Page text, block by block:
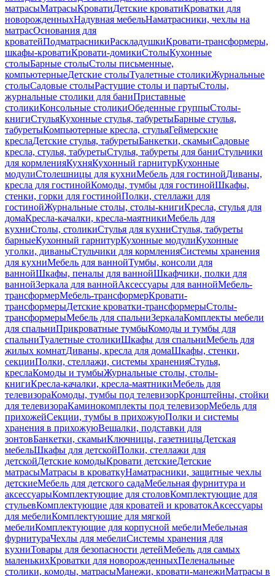
матрасыМатрасыКроватиДетские кроватиКроватки для
новорожденныхНадувная мебельНаматрасники, чехлы на
матрасОснования для
кроватейПодматрасникиРаскладушкиКровати-трансформеры,
шкафы-кроватиКровати-домикиСтолыКухонные
столыБарные столыСтолы письменные,
компьютерныеДетские столыТуалетные столикиЖурнальные
столыСадовые столыРастущие столы и партыСтолы,
журнальные столики для баниПриставные
столикиКонсольные столикиОбеденные группыСтолы-
книгиСтульяКухонные стулья, табуретыБарные стулья,
табуретыКомпьютерные кресла, стульяГеймерские
креслаДетские стулья, табуретыБанкетки, скамьиСадовые
кресла, стулья, табуретыСтулья, табуреты для баниСтульчики
для кормленияКухняКухонный гарнитурКухонные
модулиСтолешницы для кухниМебель для гостинойДиваны,
кресла для гостинойКомоды, тумбы для гостинойШкафы,
стенки, горки для гостинойПолки, стеллажи для
гостинойЖурнальные столы, столы-книгиКресла, стулья для
домаКресла-качалки, кресла-маятникиМебель для
кухниСтолы, столикиСтулья для кухниСтулья, табуреты
барныеКухонный гарнитурКухонные модулиКухонные
уголки, диваныСтульчики для кормленияСистемы хранения
для кухниМебель для ваннойТумбы, консоли для
ваннойШкафы, пеналы для ваннойШкафчики, полки для
ваннойЗеркала для ваннойАксессуары для ваннойМебель-
трансформерМебель-трансформерКровати-
трансформерыДетские кроватки-трансформерыСтолы-
трансформерыМебель для спальниЗеркалаКомплекты мебели
для спальниПрикроватные тумбыКомоды и тумбы для
спальниТуалетные столикиШкафы для спальниМебель для
жилых комнатДиваны, кресла для домаШкафы, стенки,
секцииПолки, стеллажи, системы храненияСтулья,
креслаКомоды и тумбыЖурнальные столы, столы-
книгиКресла-качалки, кресла-маятникиМебель для
телевизораКомоды, тумбы под телевизорКронштейны, стойки
для телевизораКаминокомплекты под телевизорМебель для
прихожейСекции, тумбы в прихожуюПолки и системы
хранения в прихожуюВешалки, подставки для
зонтовБанкетки, скамьиКлючницы, газетницыДетская
мебельШкафы для детскойПолки, стеллажи для
детскойДетские комодыКровати детскиеДетские
матрасыМатрасы в кроваткуНаматрасники, защитные чехлы
детскиеМебель для детского садаМебельная фурнитура и
аксессуарыКомплектующие для столовКомплектующие для
стульевКомплектующие для кроватей и кроватокАксессуары
для мебелиКомплектующие для мягкой
мебелиКомплектующие для корпусной мебелиМебельная
фурнитураЧехлы для мебелиСистемы хранения для
кухниТовары для безопасности детейМебель для самых
маленькихКроватки для новорожденныхПеленальные
столики, комоды, матрасыМанежи, кровати-манежиМатрасы в